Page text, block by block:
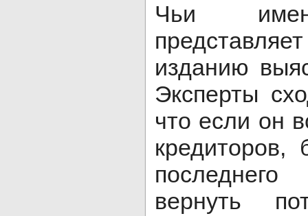
Чьи
изданию
Эксперты
что если он
кредиторов,
вернуть